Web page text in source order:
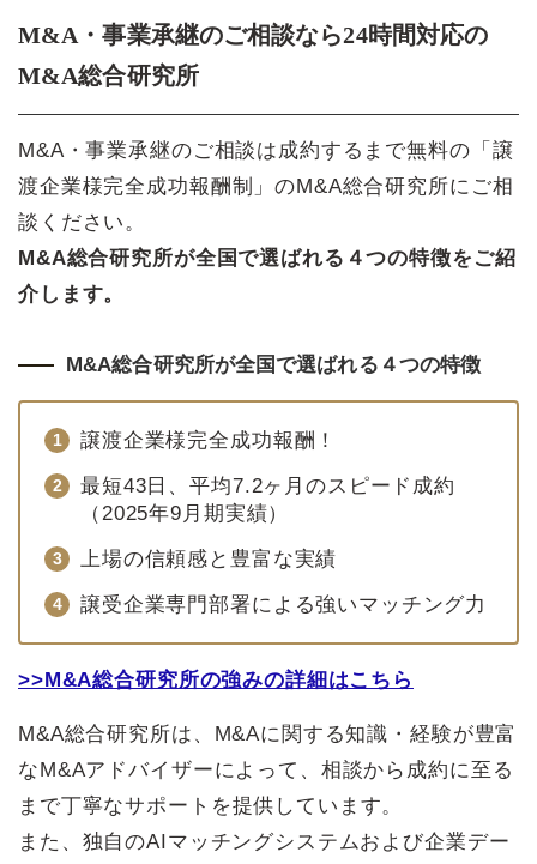
M&A・事業承継のご相談なら24時間対応の
M&A総合研究所
M&A・事業承継のご相談は成約するまで無料の「譲
渡企業様完全成功報酬制」のM&A総合研究所にご相
談ください。
M&A総合研究所が全国で選ばれる４つの特徴をご紹
介します。
M&A総合研究所が全国で選ばれる４つの特徴
譲渡企業様完全成功報酬！
最短43日、平均7.2ヶ月のスピード成約
（2025年9月期実績）
上場の信頼感と豊富な実績
譲受企業専門部署による強いマッチング力
>>M&A総合研究所の強みの詳細はこちら
M&A総合研究所は、M&Aに関する知識・経験が豊富
なM&Aアドバイザーによって、相談から成約に至る
まで丁寧なサポートを提供しています。
また、独自のAIマッチングシステムおよび企業デー